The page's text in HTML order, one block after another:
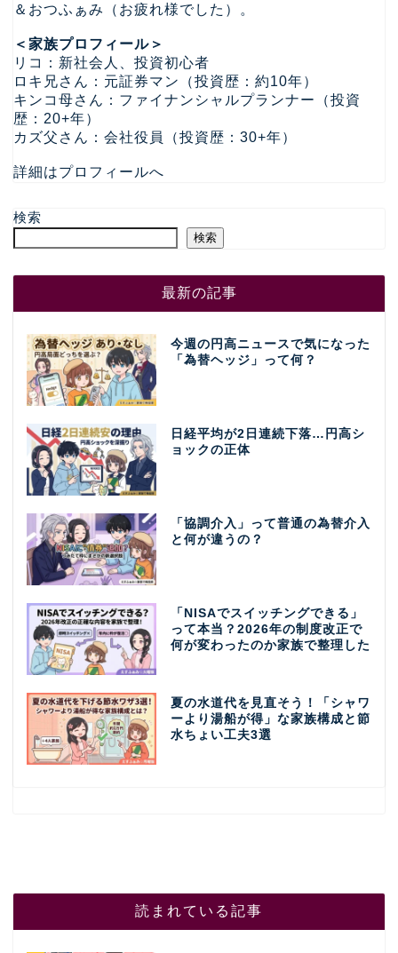
＆おつふぁみ（お疲れ様でした）。
＜家族プロフィール＞
リコ：新社会人、投資初心者
ロキ兄さん：元証券マン（投資歴：約10年）
キンコ母さん：ファイナンシャルプランナー（投資
歴：20+年）
カズ父さん：会社役員（投資歴：30+年）
詳細はプロフィールへ
検索
検索
最新の記事
今週の円高ニュースで気になった
「為替ヘッジ」って何？
日経平均が2日連続下落…円高シ
ョックの正体
「協調介入」って普通の為替介入
と何が違うの？
「NISAでスイッチングできる」
って本当？2026年の制度改正で
何が変わったのか家族で整理した
夏の水道代を見直そう！「シャワ
ーより湯船が得」な家族構成と節
水ちょい工夫3選
読まれている記事